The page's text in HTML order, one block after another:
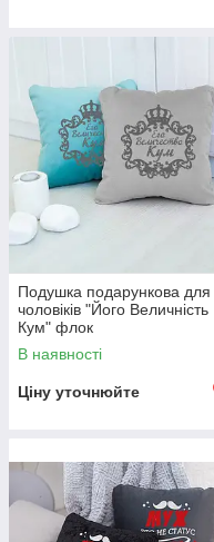
Подушка подарункова для
чоловіків "Його Величність
Кум" флок
В наявності
Ціну уточнюйте